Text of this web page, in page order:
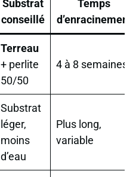
Substrat
conseillé
Temps
d’enracinement
Terreau
+ perlite
50/50
4 à 8 semaines
Substrat
léger,
moins
d’eau
Plus long,
variable